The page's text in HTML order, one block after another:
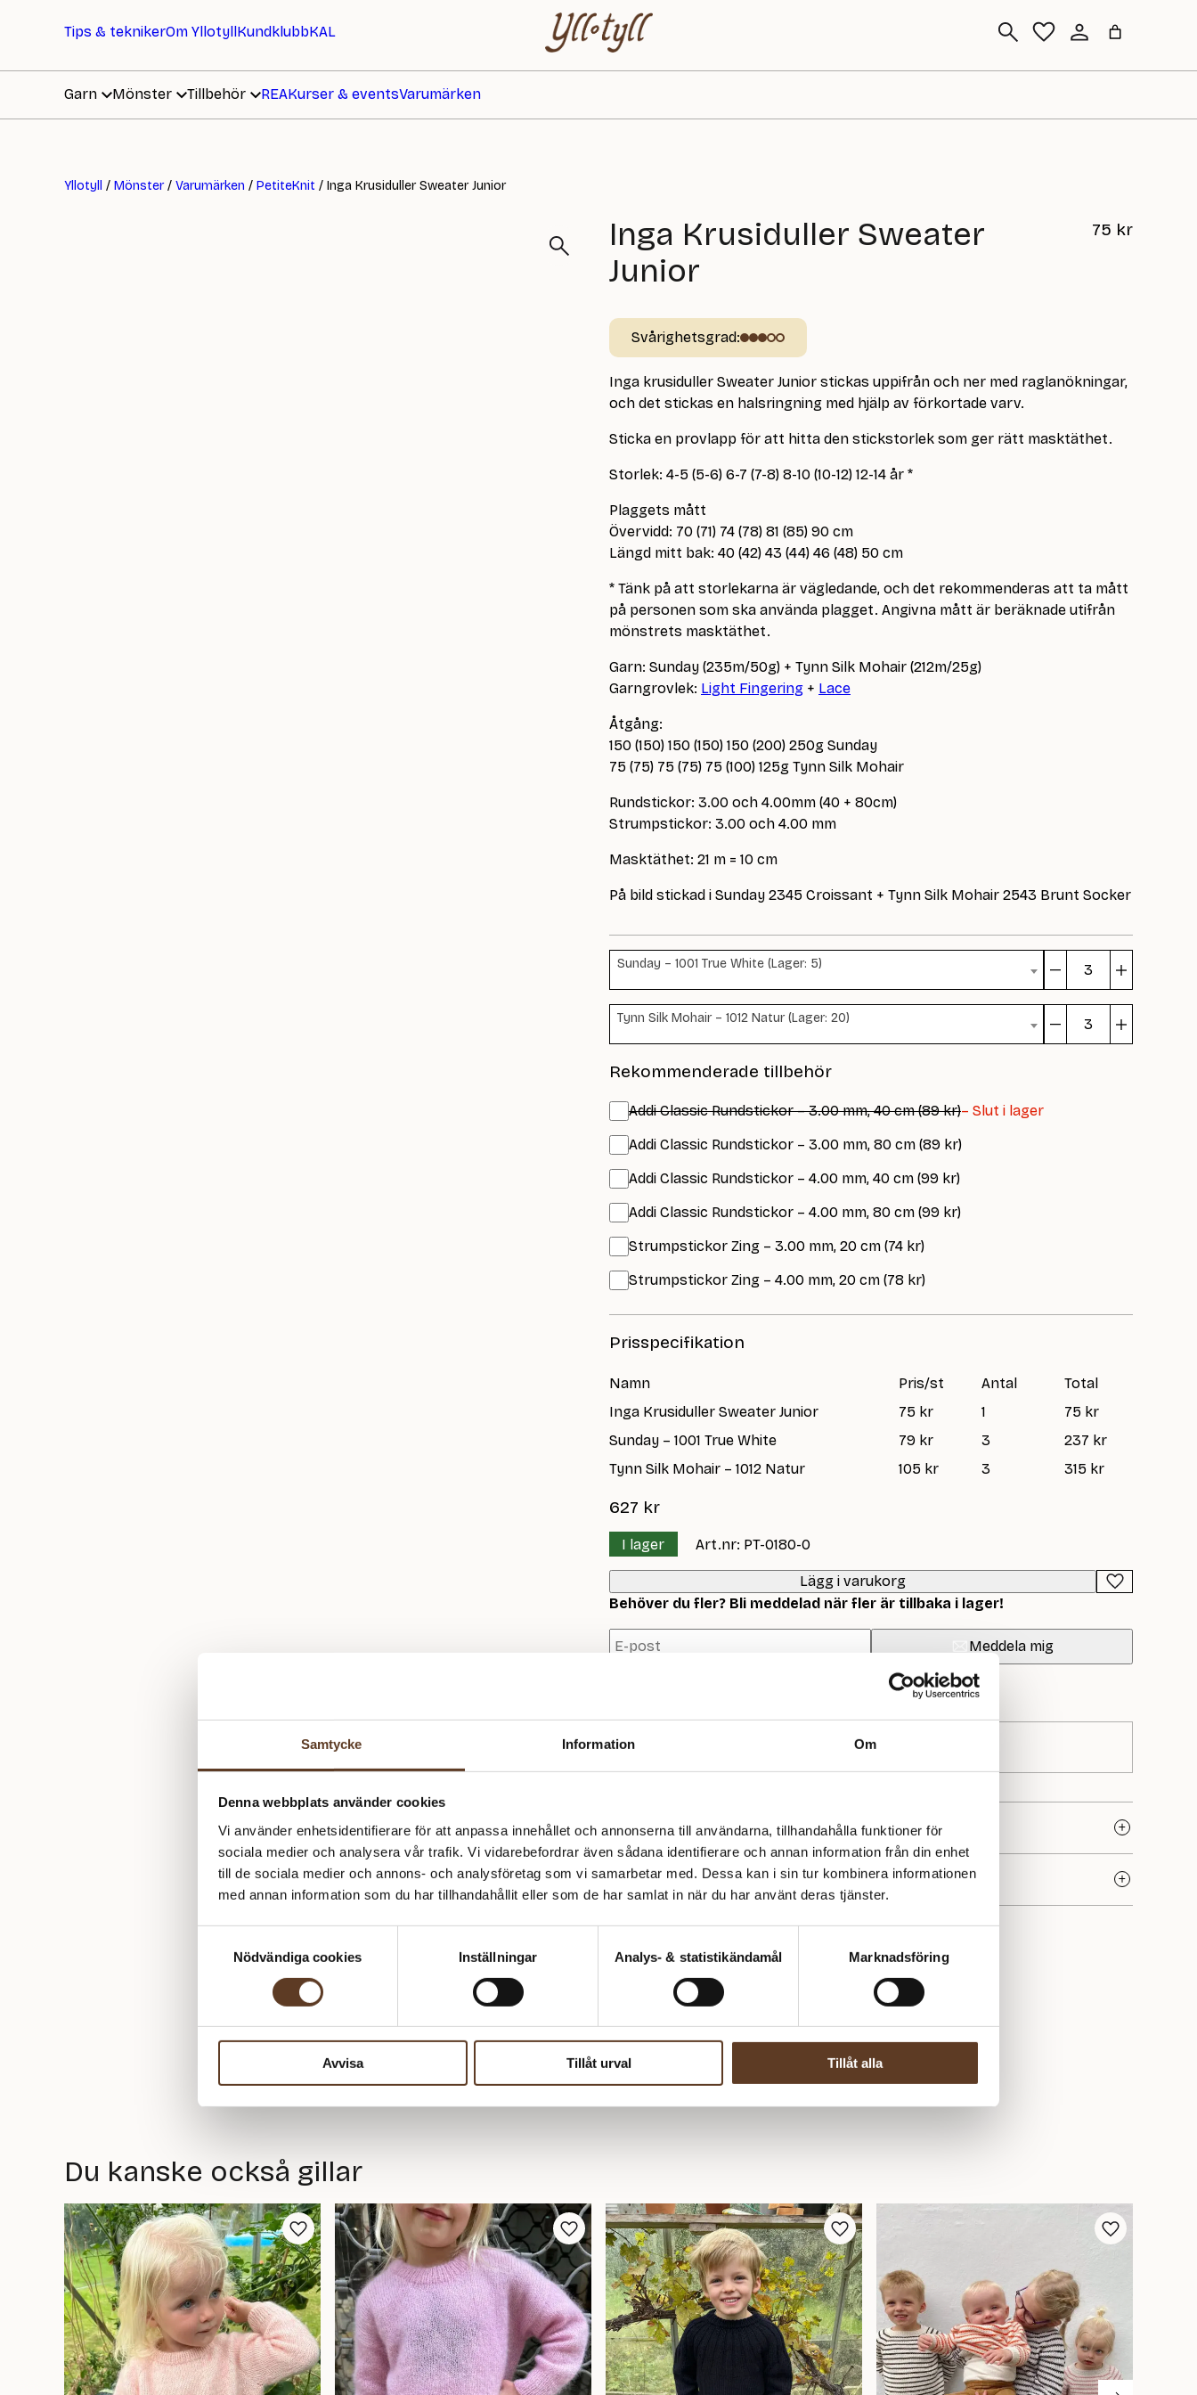
Samtycke Information Om
Denna webbplats använder cookies
Vi använder enhetsidentifierare för att anpassa innehållet och annonserna till användarna, tillhandahålla funktioner för
sociala medier och analysera vår trafik. Vi vidarebefordrar även sådana identifierare och annan information från din enhet
till de sociala medier och annons- och analysföretag som vi samarbetar med. Dessa kan i sin tur kombinera informationen
med annan information som du har tillhandahållit eller som de har samlat in när du har använt deras tjänster.
Nödvändiga cookies
Inställningar Analys- & statistikändamål Marknadsföring
Avvisa Tillåt urval Tillåt alla
Tips & teknikerOm Yllotyll KundklubbKAL
Garn
Mönster Tillbehör REAKurser & eventsVarumärken
Yllotyll / Mönster/ Varumärken / PetiteKnit / Inga Krusiduller Sweater Junior
Inga Krusiduller Sweater
Junior
75 kr
Svårighetsgrad:
Inga krusiduller Sweater Junior stickas uppifrån och ner med raglanökningar,
och det stickas en halsringning med hjälp av förkortade varv.
Sticka en provlapp för att hitta den stickstorlek som ger rätt masktäthet.
Storlek: 4-5 (5-6) 6-7 (7-8) 8-10 (10-12) 12-14 år *
Plaggets mått
Övervidd: 70 (71) 74 (78) 81 (85) 90 cm
Längd mitt bak: 40 (42) 43 (44) 46 (48) 50 cm
* Tänk på att storlekarna är vägledande, och det rekommenderas att ta mått
på personen som ska använda plagget. Angivna mått är beräknade utifrån
mönstrets masktäthet.
Garn: Sunday (235m/50g) + Tynn Silk Mohair (212m/25g)
Garngrovlek: Light Fingering + Lace
Åtgång:
150 (150) 150 (150) 150 (200) 250g Sunday
75 (75) 75 (75) 75 (100) 125g Tynn Silk Mohair
Rundstickor: 3.00 och 4.00mm (40 + 80cm)
Strumpstickor: 3.00 och 4.00 mm
Masktäthet: 21 m = 10 cm
På bild stickad i Sunday 2345 Croissant + Tynn Silk Mohair 2543 Brunt Socker
Sunday – 1001 True White (Lager: 5)
Junior
Tynn Silk Mohair – 1012 Natur (Lager: 20)
Rekommenderade tillbehör
Addi Classic Rundstickor – 3.00 mm, 40 cm (89 kr)– Slut i lager
Addi Classic Rundstickor – 3.00 mm, 80 cm (89 kr)
Addi Classic Rundstickor – 4.00 mm, 40 cm (99 kr)
Addi Classic Rundstickor – 4.00 mm, 80 cm (99 kr)
Strumpstickor Zing – 3.00 mm, 20 cm (74 kr)
Strumpstickor Zing – 4.00 mm, 20 cm (78 kr)
Prisspecifikation
Namn Pris/st Antal
Total
Inga Krusiduller Sweater Junior
75 kr 1
75 kr
Sunday – 1001 True White
79 kr 3
237 kr
Tynn Silk Mohair – 1012 Natur
105 kr 3 315 kr
627 kr
I lager Art.nr: PT-0180-0
Lägg i varukorg
Behöver du fler? Bli meddelad när fler är tillbaka i lager!
Meddela mig
Produktinformation
Sunday + Tynn Silk Mohair
4.00 mm
MASKTÄTHET:
21 m = 10 cm
★★★☆☆
Om PetiteKnit
tröjor till väskor, skapade med tanke på både nybörjare och vana stickare.
Du kanske också gillar